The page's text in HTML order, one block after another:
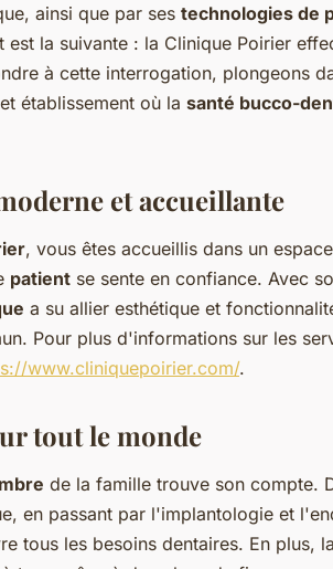
ainsi que par ses technologies de
est la suivante : la Clinique Poirier
à cette interrogation, plongeons
établissement où la santé bucco-
et accueillante
, vous êtes accueillis dans un
patient se sente en confiance. Avec
a su allier esthétique et
Pour plus d'informations sur les
www.cliniquepoirier.com/.
tout le monde
de la famille trouve son compte.
en passant par l'implantologie et
tous les besoins dentaires. En plus,